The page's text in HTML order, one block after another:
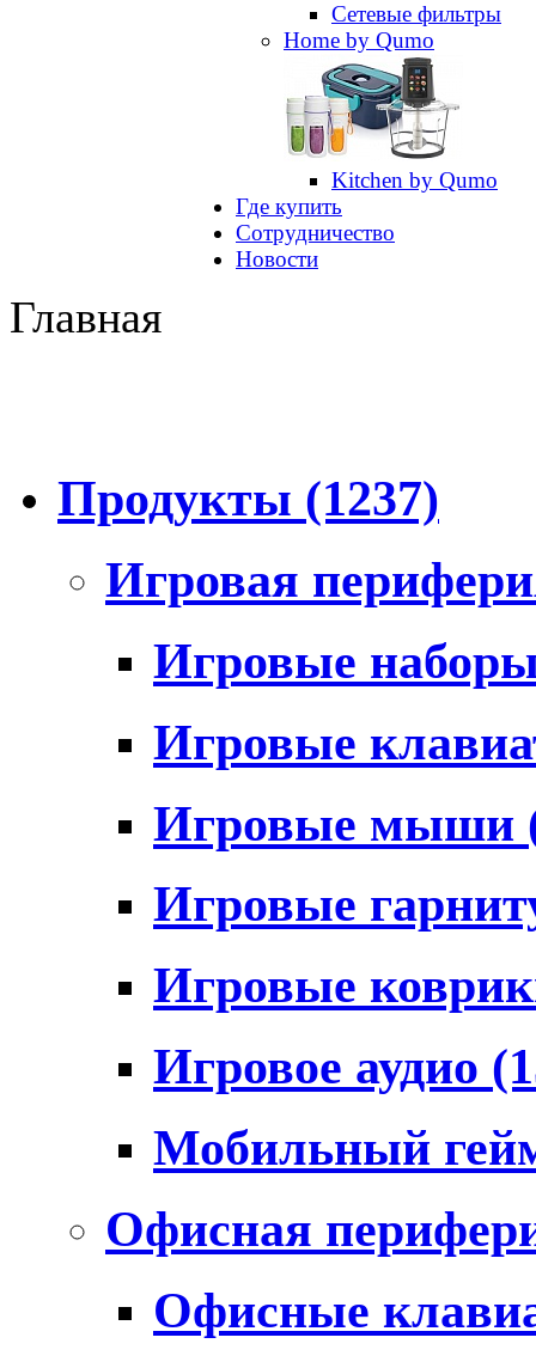
Сетевые фильтры
Home by Qumo
Kitchen by Qumo
Где купить
Сотрудничество
Новости
Главная
Продукты (1237)
Игровая
Игровые
Игровые
Игровые мыши
Игровые
Игровые
Игровое аудио
Мобильный
Офисная
Офисные